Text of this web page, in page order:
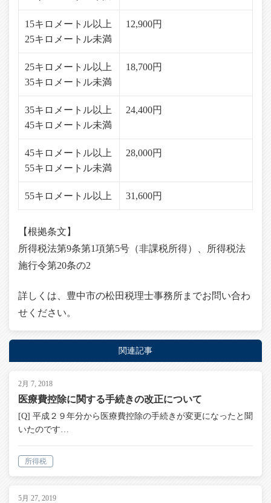
15キロメートル以上
25キロメートル未満
12,900円
25キロメートル以上
35キロメートル未満
18,700円
35キロメートル以上
45キロメートル未満
24,400円
45キロメートル以上
55キロメートル未満
28,000円
55キロメートル以上 31,600円
【根拠条文】
所得税法第9条第1項第5号（非課税所得）、所得税法
施行令第20条の2
詳しくは、豊中市の松田税理士事務所までお問い合わ
せください。
関連記事
2月 7, 2018
医療費控除に関する手続きの改正について
[Q] 平成２９年分から医療費控除の手続きが変更になったと聞
いたのです…
所得税
5月 27, 2019